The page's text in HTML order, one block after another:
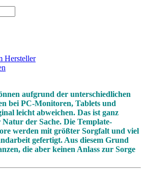
Hersteller
aufgrund der unterschiedlichen
bei PC-Monitoren, Tablets und
leicht abweichen. Das ist ganz
der Sache. Die Template-
werden mit größter Sorgfalt und viel
gefertigt. Aus diesem Grund
die aber keinen Anlass zur Sorge